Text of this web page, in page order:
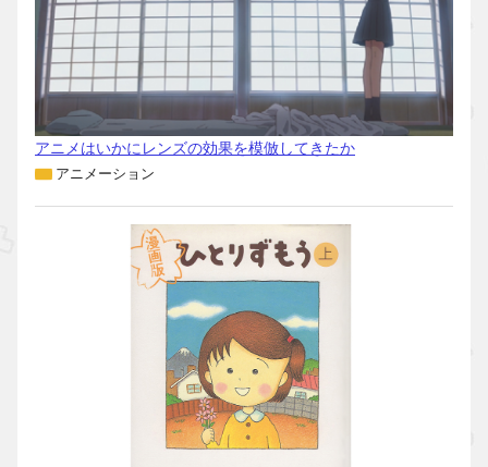
アニメはいかにレンズの効果を模倣してきたか
アニメーション